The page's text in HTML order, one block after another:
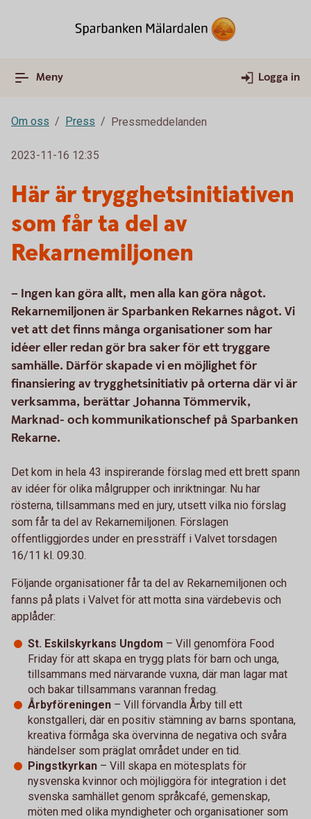
Meny Logga in
Om oss Press Pressmeddelanden
2023-11-16 12:35
Här är trygghetsinitiativen
som får ta del av
Rekarnemiljonen
– Ingen kan göra allt, men alla kan göra något.
Rekarnemiljonen är Sparbanken Rekarnes något. Vi
vet att det finns många organisationer som har
idéer eller redan gör bra saker för ett tryggare
samhälle. Därför skapade vi en möjlighet för
finansiering av trygghetsinitiativ på orterna där vi är
verksamma, berättar Johanna Tömmervik,
Marknad- och kommunikationschef på Sparbanken
Rekarne.
Det kom in hela 43 inspirerande förslag med ett brett spann
av idéer för olika målgrupper och inriktningar. Nu har
rösterna, tillsammans med en jury, utsett vilka nio förslag
som får ta del av Rekarnemiljonen. Förslagen
offentliggjordes under en pressträff i Valvet torsdagen
16/11 kl. 09.30.
Följande organisationer får ta del av Rekarnemiljonen och
fanns på plats i Valvet för att motta sina värdebevis och
applåder:
St. Eskilskyrkans Ungdom – Vill genomföra Food
Friday för att skapa en trygg plats för barn och unga,
tillsammans med närvarande vuxna, där man lagar mat
och bakar tillsammans varannan fredag.
Årbyföreningen – Vill förvandla Årby till ett
konstgalleri, där en positiv stämning av barns spontana,
kreativa förmåga ska övervinna de negativa och svåra
händelser som präglat området under en tid.
Pingstkyrkan – Vill skapa en mötesplats för
nysvenska kvinnor och möjliggöra för integration i det
svenska samhället genom språkcafé, gemenskap,
möten med olika myndigheter och organisationer som